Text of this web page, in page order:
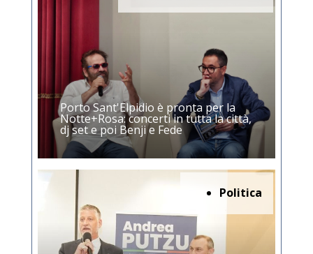
Porto Sant'Elpidio è pronta per la
Notte+Rosa: concerti in tutta la città,
dj set e poi Benji e Fede
Politica